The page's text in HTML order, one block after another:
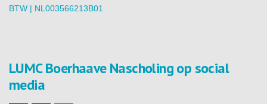
BTW | NL003566213B01
LUMC Boerhaave Nascholing op social
media